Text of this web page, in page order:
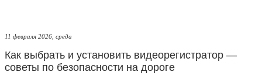
11 февраля 2026, среда
Как выбрать и установить видеорегистратор —
советы по безопасности на дороге